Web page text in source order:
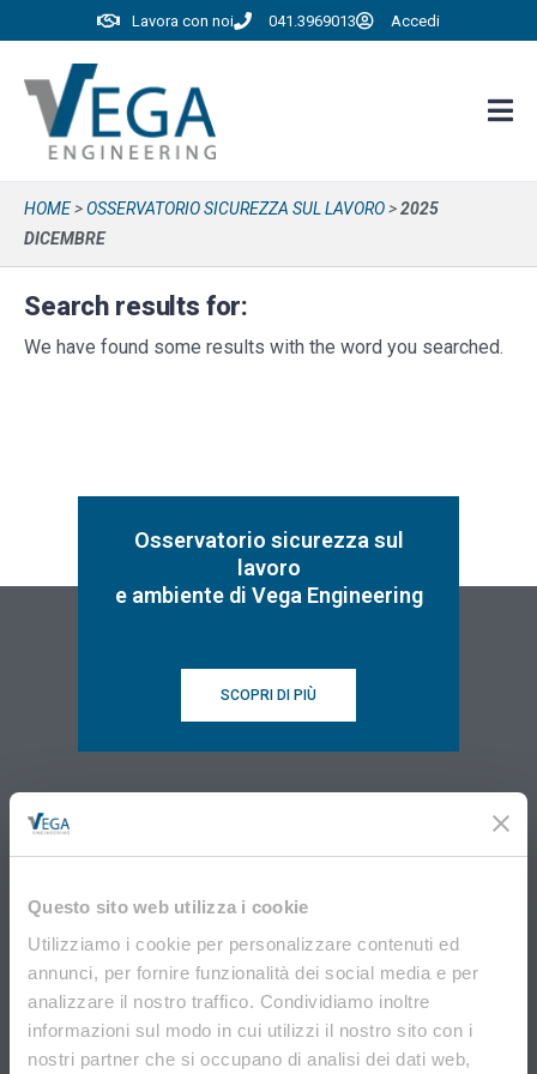
Questo sito web utilizza i cookie
Utilizziamo i cookie per personalizzare contenuti ed
annunci, per fornire funzionalità dei social media e per
analizzare il nostro traffico. Condividiamo inoltre
informazioni sul modo in cui utilizzi il nostro sito con i
nostri partner che si occupano di analisi dei dati web,
Lavora con noi 041.3969013 Accedi
HOME>OSSERVATORIO SICUREZZA SUL LAVORO>2025
DICEMBRE
Search results for:
We have found some results with the word you searched.
Osservatorio sicurezza sul
lavoro
e ambiente di Vega Engineering
SCOPRI DI PIÙ
Via Don Tosatto, 151 30174 Mestre Venezia
041.3969013